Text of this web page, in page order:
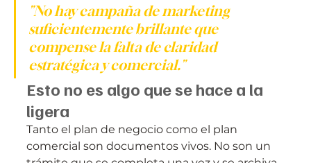
"No hay campaña de marketing
suficientemente brillante que
compense la falta de claridad
estratégica y comercial."
Esto no es algo que se hace a la
ligera
Tanto el plan de negocio como el plan
comercial son documentos vivos. No son un